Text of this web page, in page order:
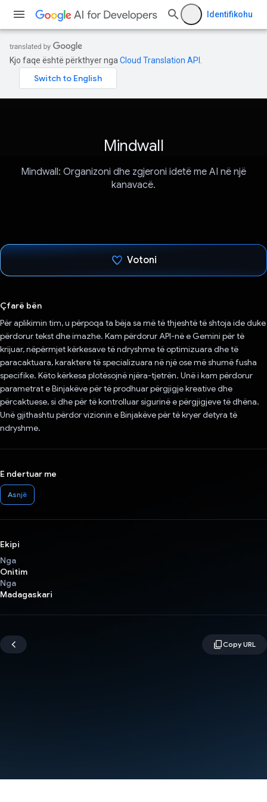
Identifikohu
Kjo faqe është përkthyer nga Cloud Translation API
Mindwall
Mindwall: Organizoni dhe zgjeroni idetë me AI në një
kanavacë.
Votoni
Çfarë bën
Për aplikimin tim, u përpoqa ta bëja sa më të thjeshtë të shtoja ide duke
përdorur tekst dhe imazhe. Kam përdorur API-në e Gemini për të
krijuar, nëpërmjet kërkesave të ndryshme të optimizuara dhe të
paracaktuara, karaktere të specializuara në një ose më shumë fusha
specifike. Këto kërkesa plotësojnë njëra-tjetrën. Unë i kam përdorur
parametrat e Binjakëve për të prodhuar përgjigje kreative dhe
përcaktuese, si dhe për të kontrolluar sigurinë e përgjigjeve të dhëna.
Unë gjithashtu përdor vizionin e Binjakëve për të kryer detyra të
ndryshme.
E ndertuar me
Asnjë
Ekipi
Nga
Onitim
Nga
Madagaskari